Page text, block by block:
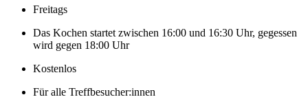
Freitags
Das Kochen startet zwischen 16:00 und 16:30 Uhr, gegessen
wird gegen 18:00 Uhr
Kostenlos
Für alle Treffbesucher:innen